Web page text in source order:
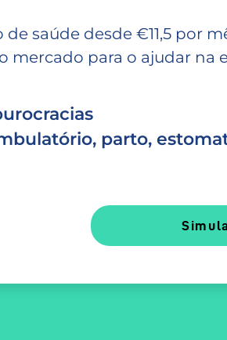
saúde desde €11,5 por
mercado para o ajudar na
parto,